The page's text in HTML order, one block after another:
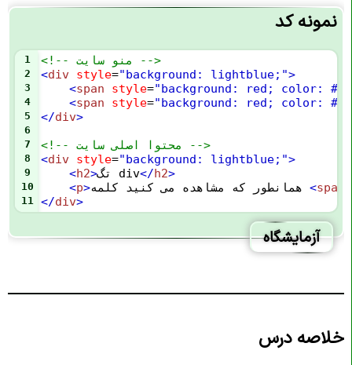
نمونه کد
1 <!-- منو سایت -->
2 <div style="background: lightblue;">
3 <span style="background: red; color:
4 <span style="background: red; color:
5 </div>
6
7
<!-- محتوا اصلی سایت -->
8 <div style="background: lightblue;">
9 <h2> تگ div</h2>
10 <p> <span
11 </div>
آزمایشگاه
خلاصه درس